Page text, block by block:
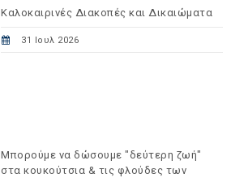
Καλοκαιρινές Διακοπές και Δικαιώματα
31 Ιουλ 2026
Μπορούμε να δώσουμε "δεύτερη ζωή"
στα κουκούτσια & τις φλούδες των